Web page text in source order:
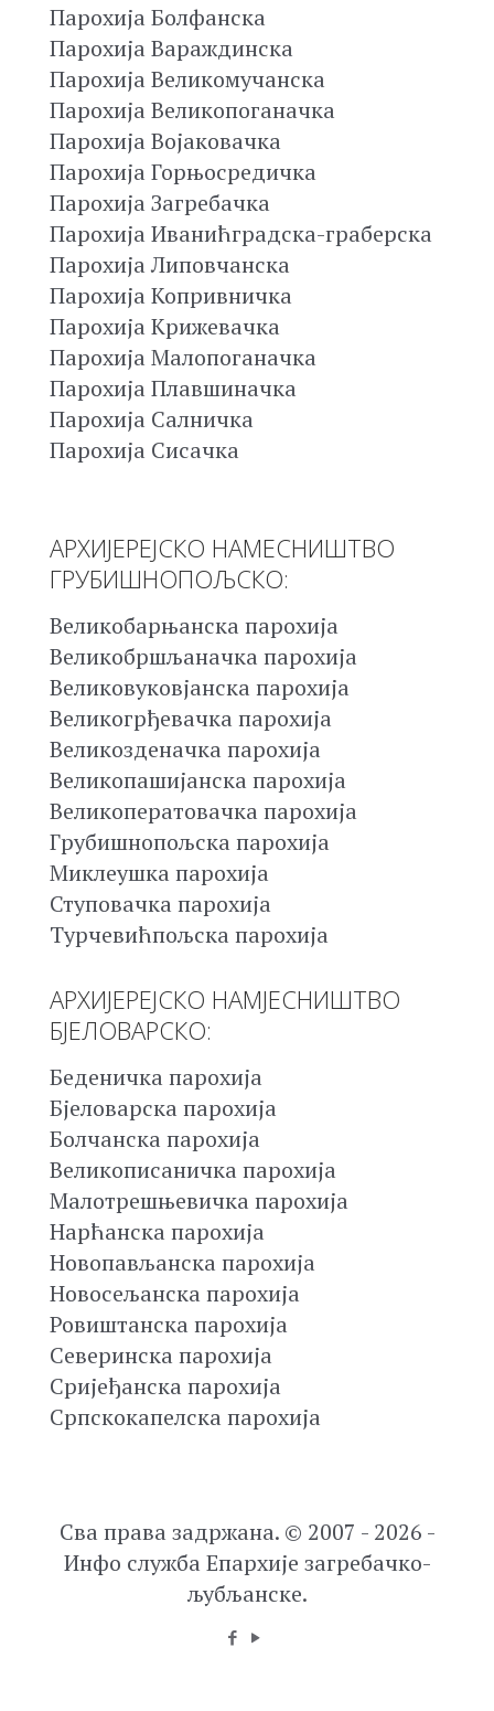
Парохија Болфанска
Парохија Вараждинска
Парохија Великомучанска
Парохија Великопоганачка
Парохија Војаковачка
Парохија Горњосредичка
Парохија Загребачка
Парохија Иванићградска-граберска
Парохија Липовчанска
Парохија Копривничка
Парохија Крижевачка
Парохија Малопоганачка
Парохија Плавшиначка
Парохија Салничка
Парохија Сисачка
АРХИЈЕРЕЈСКО НАМЕСНИШТВО
ГРУБИШНОПОЉСКО:
Великобарњанска парохија
Великобршљаначка парохија
Великовуковјанска парохија
Великогрђевачка парохија
Великозденачка парохија
Великопашијанска парохија
Великоператовачка парохија
Грубишнопољска парохија
Миклеушка парохија
Ступовачка парохија
Турчевићпољска парохија
АРХИЈЕРЕЈСКО НАМЈЕСНИШТВО
БЈЕЛОВАРСКО:
Беденичка парохија
Бјеловарска парохија
Болчанска парохија
Великописаничка парохија
Малотрешњевичка парохија
Нарћанска парохија
Новопављанска парохија
Новосељанска парохија
Ровиштанска парохија
Северинска парохија
Сријеђанска парохија
Српскокапелска парохија
Сва права задржана. © 2007 - 2026 -
Инфо служба Епархије загребачко-
љубљанске.